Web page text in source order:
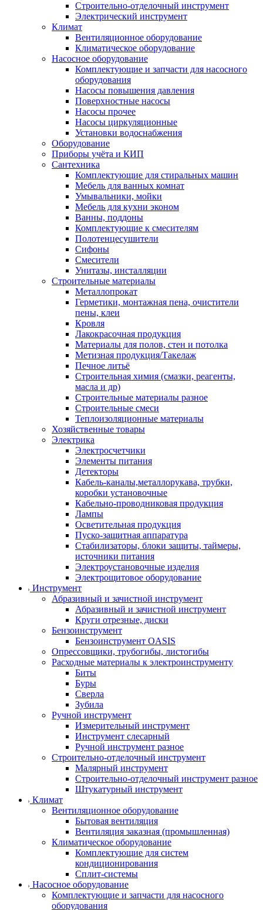
Строительно-отделочный инструмент
Электрический инструмент
Климат
Вентиляционное оборудование
Климатическое оборудование
Насосное оборудование
Комплектующие и запчасти для насосного
оборудования
Насосы повышения давления
Поверхностные насосы
Насосы прочее
Насосы циркуляционные
Установки водоснабжения
Оборудование
Приборы учёта и КИП
Сантехника
Комплектующие для стиральных машин
Мебель для ванных комнат
Умывальники, мойки
Мебель для кухни эконом
Ванны, поддоны
Комплектующие к смесителям
Полотенцесушители
Сифоны
Смесители
Унитазы, инсталляции
Строительные материалы
Металлопрокат
Герметики, монтажная пена, очистители
пены, клеи
Кровля
Лакокрасочная продукция
Материалы для полов, стен и потолка
Метизная продукция/Такелаж
Печное литьё
Строительная химия (смазки, реагенты,
масла и др)
Строительные материалы разное
Строительные смеси
Теплоизоляционные материалы
Хозяйственные товары
Электрика
Электросчетчики
Элементы питания
Детекторы
Кабель-каналы,металлорукава, трубки,
коробки установочные
Кабельно-проводниковая продукция
Лампы
Осветительная продукция
Пуско-защитная аппаратура
Стабилизаторы, блоки защиты, таймеры,
источники питания
Электроустановочные изделия
Электрощитовое оборудование
Инструмент
Абразивный и зачистной инструмент
Абразивный и зачистной инструмент
Круги отрезные, диски
Бензоинструмент
Бензоинструмент OASIS
Опрессовщики, трубогибы, листогибы
Расходные материалы к электроинструменту
Биты
Буры
Сверла
Зубила
Ручной инструмент
Измерительный инструмент
Инструмент слесарный
Ручной инструмент разное
Строительно-отделочный инструмент
Малярный инструмент
Строительно-отделочный инструмент разное
Штукатурный инструмент
Климат
Вентиляционное оборудование
Бытовая вентиляция
Вентиляция заказная (промышленная)
Климатическое оборудование
Комплектующие для систем
кондиционирования
Сплит-системы
Насосное оборудование
Комплектующие и запчасти для насосного
оборудования